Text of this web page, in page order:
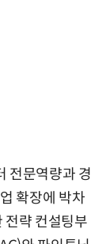
전문역량과 경
확장에 박차
전략 컨설팅부